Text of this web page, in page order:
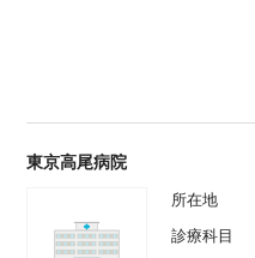
東京高尾病院
所在地
診療科目